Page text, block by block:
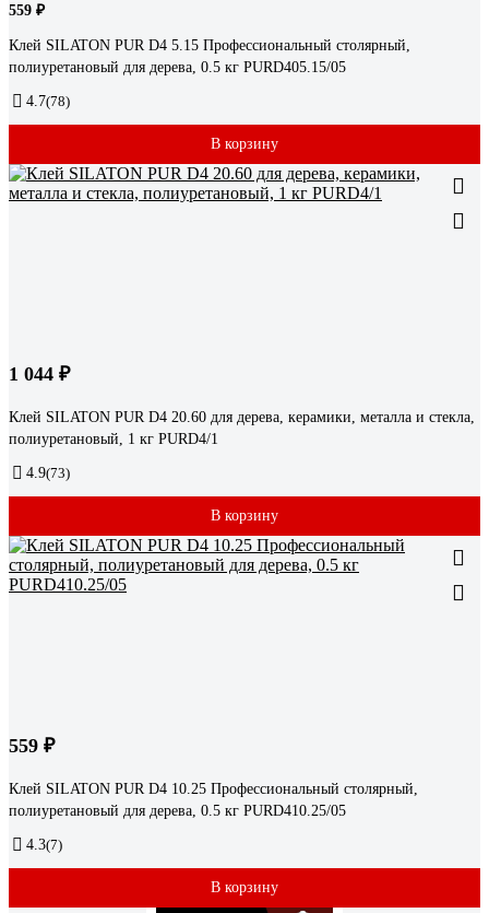
559 ₽
Клей SILATON PUR D4 5.15 Профессиональный столярный,
полиуретановый для дерева, 0.5 кг PURD405.15/05
4.7(78)
В корзину
1 044 ₽
Клей SILATON PUR D4 20.60 для дерева, керамики, металла и стекла,
полиуретановый, 1 кг PURD4/1
4.9(73)
В корзину
559 ₽
Клей SILATON PUR D4 10.25 Профессиональный столярный,
полиуретановый для дерева, 0.5 кг PURD410.25/05
4.3(7)
В корзину